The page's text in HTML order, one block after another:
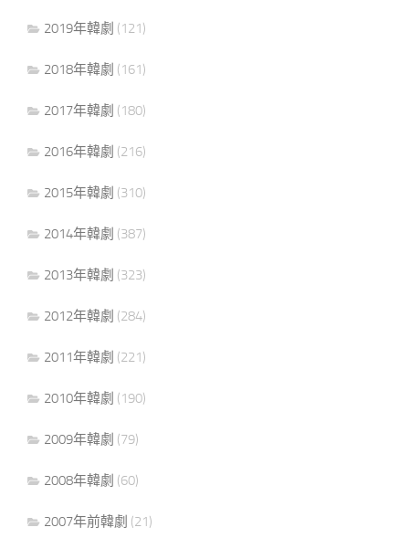
2019年韓劇 (121)
2018年韓劇 (161)
2017年韓劇 (180)
2016年韓劇 (216)
2015年韓劇 (310)
2014年韓劇 (387)
2013年韓劇 (323)
2012年韓劇 (284)
2011年韓劇 (221)
2010年韓劇 (190)
2009年韓劇 (79)
2008年韓劇 (60)
2007年前韓劇 (21)